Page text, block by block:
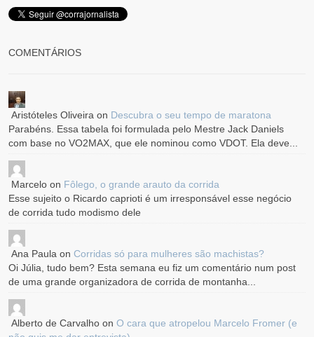
COMENTÁRIOS
Aristóteles Oliveira on Descubra o seu tempo de maratona
Parabéns. Essa tabela foi formulada pelo Mestre Jack Daniels
com base no VO2MAX, que ele nominou como VDOT. Ela deve...
Marcelo on Fôlego, o grande arauto da corrida
Esse sujeito o Ricardo caprioti é um irresponsável esse negócio
de corrida tudo modismo dele
Ana Paula onCorridas só para mulheres são machistas?
Oi Júlia, tudo bem? Esta semana eu fiz um comentário num post
de uma grande organizadora de corrida de montanha...
Alberto de Carvalho onO cara que atropelou Marcelo Fromer (e